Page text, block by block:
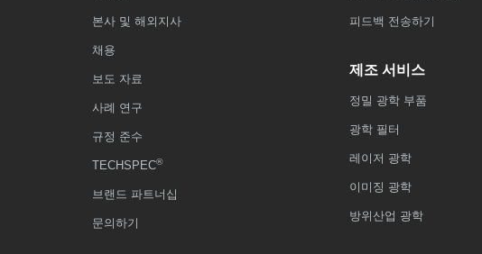
본사 및 해외지사
채용
보도 자료
사례 연구
규정 준수
TECHSPEC®
브랜드 파트너십
문의하기
피드백 전송하기
제조 서비스
정밀 광학 부품
광학 필터
레이저 광학
이미징 광학
방위산업 광학